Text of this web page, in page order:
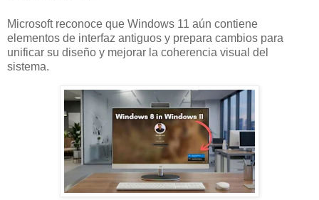
Microsoft reconoce que Windows 11 aún contiene
elementos de interfaz antiguos y prepara cambios para
unificar su diseño y mejorar la coherencia visual del
sistema.